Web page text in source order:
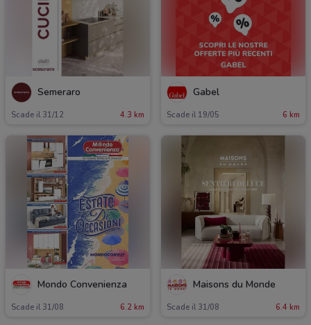
Semeraro
Scade il 31/12 4.3 km
Gabel
Scade il 19/05 6 km
Mondo Convenienza
Scade il 31/08 6.2 km
Maisons du Monde
Scade il 31/08 6.4 km